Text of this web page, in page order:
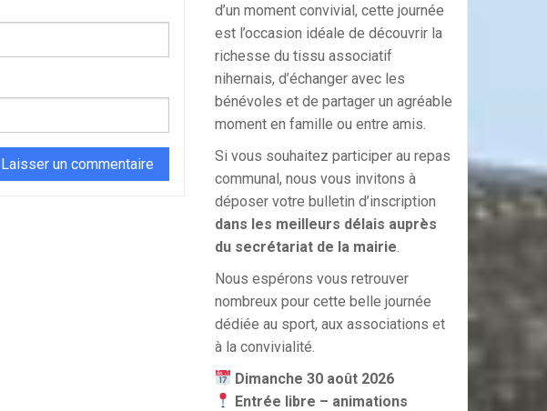
d’un moment convivial, cette journée
est l’occasion idéale de découvrir la
richesse du tissu associatif
nihernais, d’échanger avec les
bénévoles et de partager un agréable
moment en famille ou entre amis.
Si vous souhaitez participer au repas
communal, nous vous invitons à
déposer votre bulletin d’inscription
dans les meilleurs délais auprès
du secrétariat de la mairie.
Nous espérons vous retrouver
nombreux pour cette belle journée
dédiée au sport, aux associations et
à la convivialité.
Dimanche 30 août 2026
Entrée libre – animations